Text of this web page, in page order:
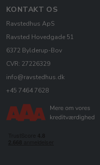
KONTAKT OS
Ravstedhus ApS
Ravsted Hovedgade 51
6372 Bylderup-Bov
CVR: 27226329
info@ravstedhus.dk
+45 7464 7628